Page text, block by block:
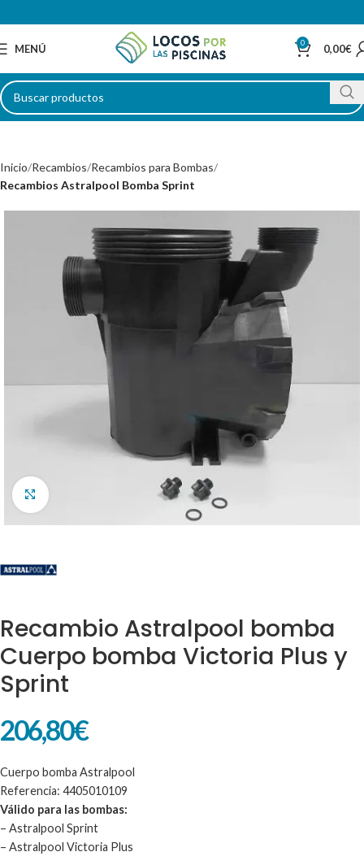
MENÚ 0 0,00€
Inicio Recambios Recambios para Bombas
Recambios Astralpool Bomba Sprint
Clic para ampliar
Recambio Astralpool bomba
Cuerpo bomba Victoria Plus y
Sprint
206,80€
Cuerpo bomba Astralpool
Referencia: 4405010109
Válido para las bombas:
– Astralpool Sprint
– Astralpool Victoria Plus